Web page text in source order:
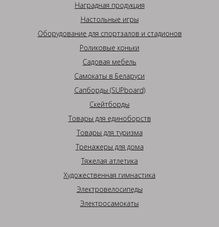
Наградная продукция
Настольные игры
Оборудование для спортзалов и стадионов
Роликовые коньки
Садовая мебель
Самокаты в Беларуси
Сапборды (SUPboard)
Скейтборды
Товары для единоборств
Товары для туризма
Тренажеры для дома
Тяжелая атлетика
Художественная гимнастика
Электровелосипеды
Электросамокаты